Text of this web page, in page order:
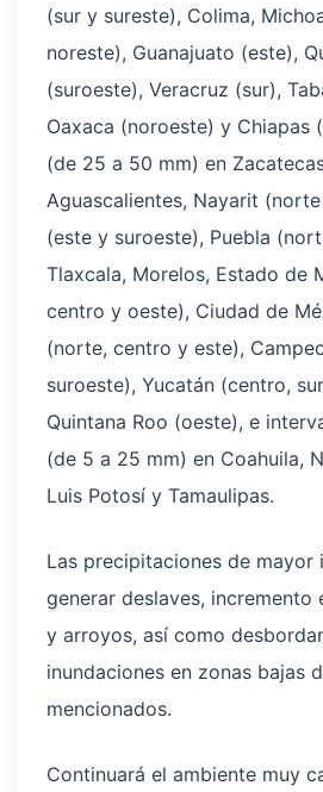
(sur y sureste), Colima,
noreste), Guanajuato (este),
(suroeste), Veracruz (sur),
Oaxaca (noroeste) y Chiapas
(de 25 a 50 mm) en
Aguascalientes, Nayarit
(este y suroeste), Puebla
Tlaxcala, Morelos, Estado de
centro y oeste), Ciudad de
(norte, centro y este),
suroeste), Yucatán (centro,
Quintana Roo (oeste), e
(de 5 a 25 mm) en Coahuila,
Luis Potosí y Tamaulipas.
Las precipitaciones de mayor
generar deslaves, incremento
y arroyos, así como
inundaciones en zonas bajas
mencionados.
Continuará el ambiente muy